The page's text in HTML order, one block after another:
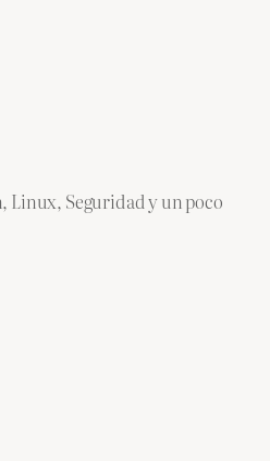
Linux, Seguridad y un poco